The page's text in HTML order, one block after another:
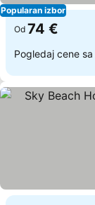
Popularan izbor
Od 74 €
Pogledaj cene sa